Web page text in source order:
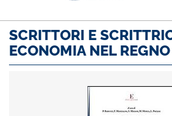
SCRITTORI E
ECONOMIA NEL REGNO